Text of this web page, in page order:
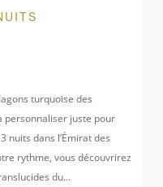
turquoise des
personnaliser juste pour
nuits dans l’Émirat des
rythme, vous découvrirez
du...